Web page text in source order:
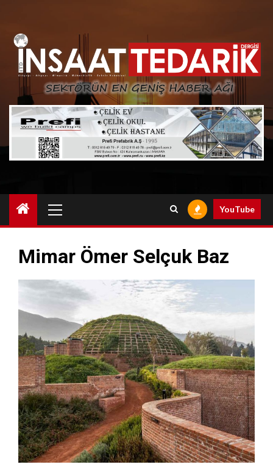
content
Menu
YouTube
Mimar Ömer Selçuk Baz